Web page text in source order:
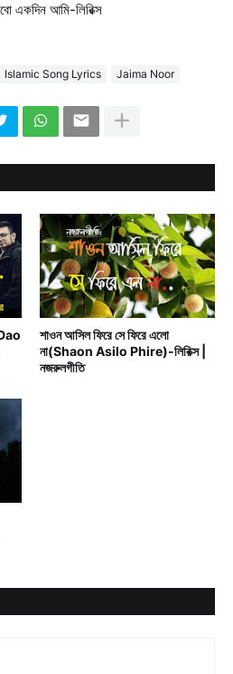
একদিন আমি-লিরিক্স
Islamic Song Lyrics Jaima Noor
BENGALI RAIN SONG
শাওন আসিল ফিরে সে ফিরে এলো
না(Shaon Asilo Phire)-লিরিক্স |
নজরুলগীতি